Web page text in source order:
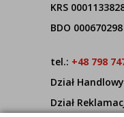
KRS
BDO 000670298
tel.: +48 798
Dział
Dział